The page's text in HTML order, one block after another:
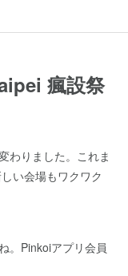
瘋設祭
わりました。これま
い会場もワクワク
。Pinkoiアプリ会員